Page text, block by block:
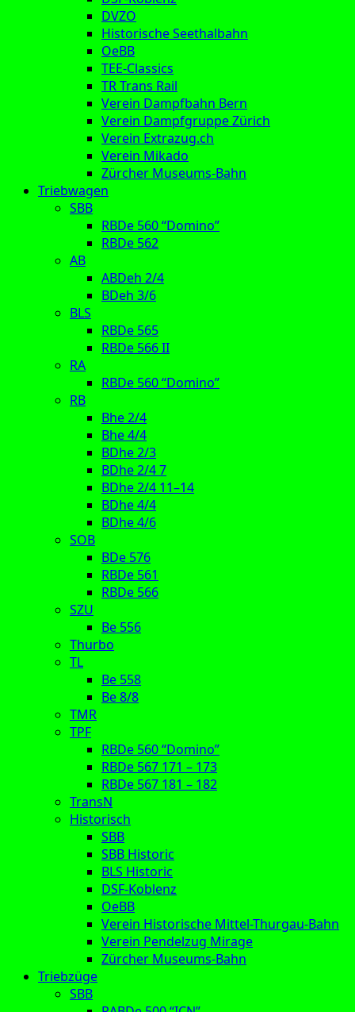
DVZO
Historische Seethalbahn
OeBB
TEE-Classics
TR Trans Rail
Verein Dampfbahn Bern
Verein Dampfgruppe Zürich
Verein Extrazug.ch
Verein Mikado
Zürcher Museums-Bahn
Triebwagen
SBB
RBDe 560 “Domino”
RBDe 562
AB
ABDeh 2/4
BDeh 3/6
BLS
RBDe 565
RBDe 566 II
RA
RBDe 560 “Domino”
RB
Bhe 2/4
Bhe 4/4
BDhe 2/3
BDhe 2/4 7
BDhe 2/4 11–14
BDhe 4/4
BDhe 4/6
SOB
BDe 576
RBDe 561
RBDe 566
SZU
Be 556
Thurbo
TL
Be 558
Be 8/8
TMR
TPF
RBDe 560 “Domino”
RBDe 567 171 – 173
RBDe 567 181 – 182
TransN
Historisch
SBB
SBB Historic
BLS Historic
DSF-Koblenz
OeBB
Verein Historische Mittel-Thurgau-Bahn
Verein Pendelzug Mirage
Zürcher Museums-Bahn
Triebzüge
SBB